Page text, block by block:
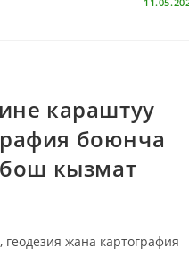
караштуу
боюнча
кызмат
жана картография